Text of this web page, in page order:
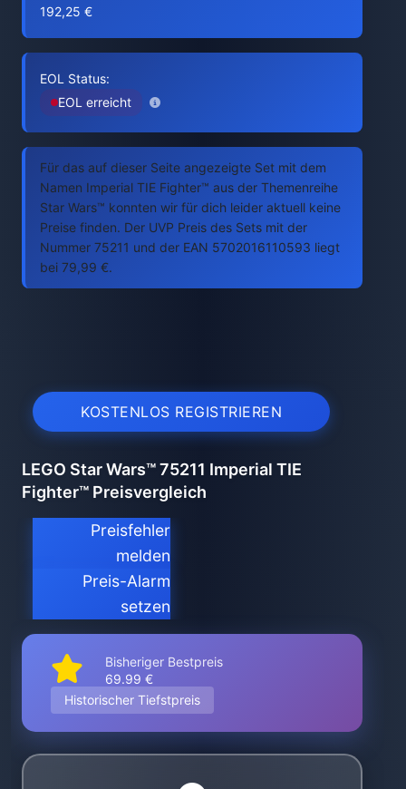
192,25 €
EOL Status:
EOL erreicht
Für das auf dieser Seite angezeigte Set mit dem
Namen Imperial TIE Fighter™ aus der Themenreihe
Star Wars™ konnten wir für dich leider aktuell keine
Preise finden. Der UVP Preis des Sets mit der
Nummer 75211 und der EAN 5702016110593 liegt
bei 79,99 €.
KOSTENLOS REGISTRIEREN
LEGO Star Wars™ 75211 Imperial TIE
Fighter™ Preisvergleich
Preisfehler
melden
Preis-Alarm
setzen
Bisheriger Bestpreis
69.99 €
Historischer Tiefstpreis